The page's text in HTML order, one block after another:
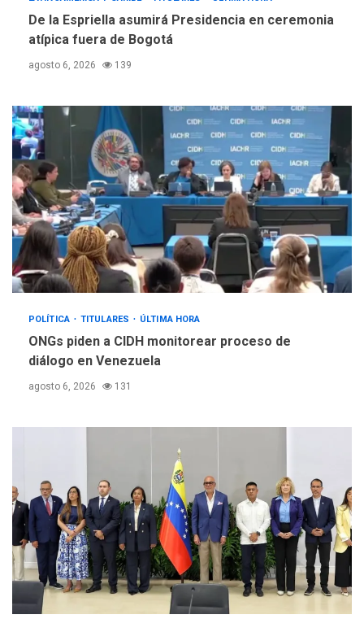
De la Espriella asumirá Presidencia en ceremonia
atípica fuera de Bogotá
agosto 6, 2026 139
POLÍTICA TITULARES ÚLTIMA HORA
ONGs piden a CIDH monitorear proceso de
diálogo en Venezuela
agosto 6, 2026 131